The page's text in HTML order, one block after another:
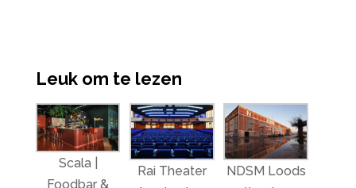
Leuk om te lezen
Scala |
Foodbar &
Rai Theater
NDSM Loods